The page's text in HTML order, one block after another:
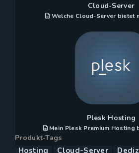
Cloud-Server
Welche Cloud-Server bietet
Plesk Hosting
Mein Plesk Premium Hosting
Produkt-Tags
Hosting Cloud-Server